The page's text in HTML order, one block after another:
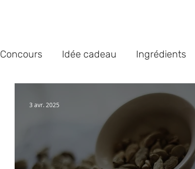
Concours Idée cadeau Ingrédients
3 avr. 2025